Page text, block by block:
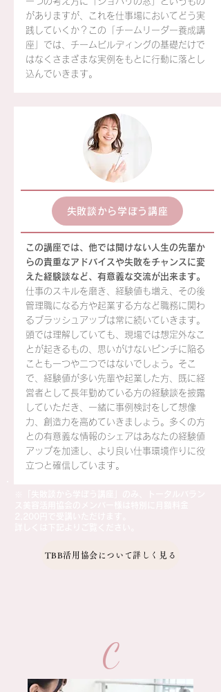
がありますが、これを仕事場においてどう実
践していくか？この「チームリーダー養成講
座」では、チームビルディングの基礎だけで
はなくさまざまな実例をもとに行動に落とし
込んでいきます。
失敗談から学ぼう講座
この講座では、他では聞けない人生の先輩か
らの貴重なアドバイスや失敗をチャンスに変
えた経験談など、有意義な交流が出来ます。
仕事のスキルを磨き、経験値も増え、その後
管理職になる方や起業する方など職務に関わ
るブラッシュアップは常に続いていきます。
頭では理解していても、現場では想定外なこ
とが起きるもの、思いがけないピンチに陥る
ことも一つや二つではないでしょう。そこ
で、経験値が多い先輩や起業した方、既に経
営者として長年勤めている方の経験談を披露
していただき、一緒に事例検討をして想像
力、創造力を高めていきましょう。多くの方
との有意義な情報のシェアはあなたの経験値
アップを加速し、より良い仕事環境作りに役
立つと確信しています。
TBB活用協会について詳しく見る
C